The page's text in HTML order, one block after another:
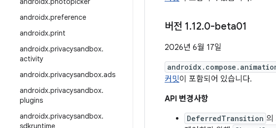
androidx.preference
androidx.print
androidx.privacysandbox.
activity
androidx.privacysandbox.ads
androidx.privacysandbox.
plugins
androidx.privacysandbox.
sdkruntime
버전 1.12.0-beta01
2026년 6월 17일
커밋이 포함되어 있습니다.
API 변경사항
DeferredTransition 의